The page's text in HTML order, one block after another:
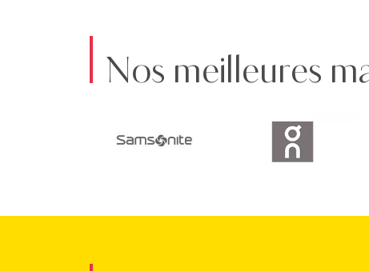
Nos meilleures